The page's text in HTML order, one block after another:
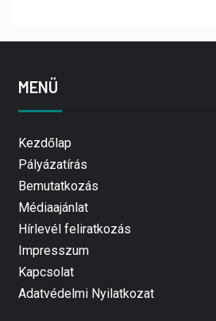
MENÜ
Kezdőlap
Pályázatírás
Bemutatkozás
Médiaajánlat
Hírlevél feliratkozás
Impresszum
Kapcsolat
Adatvédelmi Nyilatkozat